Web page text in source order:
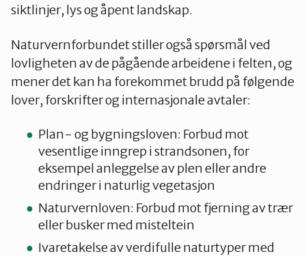
siktlinjer, lys og åpent landskap.
Naturvernforbundet stiller også spørsmål ved
lovligheten av de pågående arbeidene i felten, og
mener det kan ha forekommet brudd på følgende
lover, forskrifter og internasjonale avtaler:
Plan- og bygningsloven: Forbud mot
vesentlige inngrep i strandsonen, for
eksempel anleggelse av plen eller andre
endringer i naturlig vegetasjon
Naturvernloven: Forbud mot fjerning av trær
eller busker med misteltein
Ivaretakelse av verdifulle naturtyper med